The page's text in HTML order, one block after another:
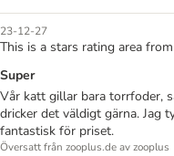
23-12-27
This is a stars rating area
Super
Vår katt gillar bara torrfoder,
dricker det väldigt gärna. Jag
fantastisk för priset.
Översatt från zooplus.de av zooplus